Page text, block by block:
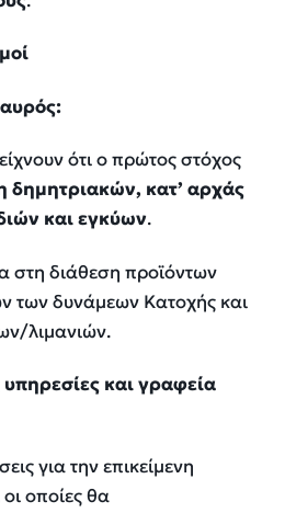
ότι ο πρώτος στόχος
δημητριακών, κατ’ αρχάς
και εγκύων.
στη διάθεση προϊόντων
των δυνάμεων Κατοχής και
λιμανιών.
και γραφεία
για την επικείμενη
οποίες θα